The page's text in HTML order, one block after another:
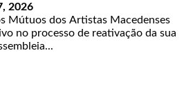
2026
Mútuos dos Artistas Macedenses
no processo de reativação da sua